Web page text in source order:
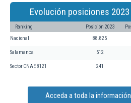
Evolución posiciones
Ranking Posición 2023
Nacional 88.825
Salamanca 512
Sector CNAE 8121 241
Acceda a toda la